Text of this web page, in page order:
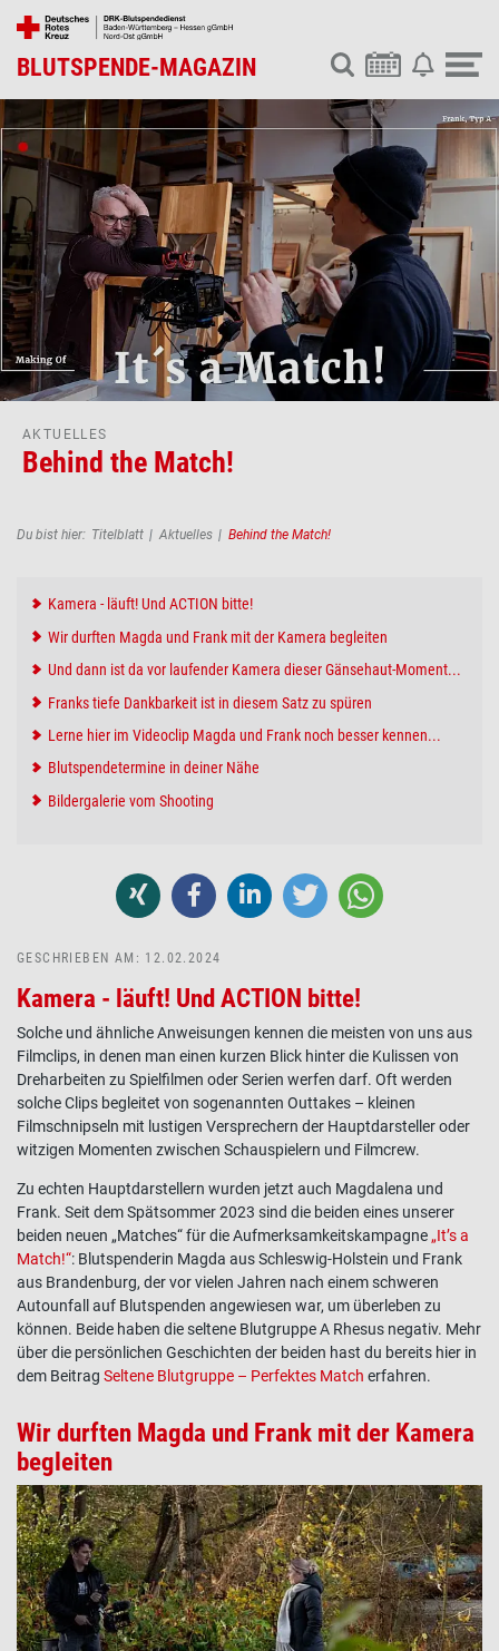
BLUTSPENDE-MAGAZIN
AKTUELLES
Behind the Match!
Pfadnavigation
Du bist hier: Titelblatt Aktuelles Behind the Match!
GESCHRIEBEN AM: 12.02.2024
Kamera - läuft! Und ACTION bitte!
Solche und ähnliche Anweisungen kennen die meisten von uns aus
Filmclips, in denen man einen kurzen Blick hinter die Kulissen von
Dreharbeiten zu Spielfilmen oder Serien werfen darf. Oft werden
solche Clips begleitet von sogenannten Outtakes – kleinen
Filmschnipseln mit lustigen Versprechern der Hauptdarsteller oder
witzigen Momenten zwischen Schauspielern und Filmcrew.
Zu echten Hauptdarstellern wurden jetzt auch Magdalena und
Frank. Seit dem Spätsommer 2023 sind die beiden eines unserer
beiden neuen „Matches“ für die Aufmerksamkeitskampagne „It’s a
Match!“: Blutspenderin Magda aus Schleswig-Holstein und Frank
aus Brandenburg, der vor vielen Jahren nach einem schweren
Autounfall auf Blutspenden angewiesen war, um überleben zu
können. Beide haben die seltene Blutgruppe A Rhesus negativ. Mehr
über die persönlichen Geschichten der beiden hast du bereits hier in
dem Beitrag Seltene Blutgruppe – Perfektes Match erfahren.
Wir durften Magda und Frank mit der Kamera
begleiten
Kamera - läuft! Und ACTION bitte!
Wir durften Magda und Frank mit der Kamera begleiten
Und dann ist da vor laufender Kamera dieser Gänsehaut-Moment...
Franks tiefe Dankbarkeit ist in diesem Satz zu spüren
Lerne hier im Videoclip Magda und Frank noch besser kennen...
Blutspendetermine in deiner Nähe
Bildergalerie vom Shooting